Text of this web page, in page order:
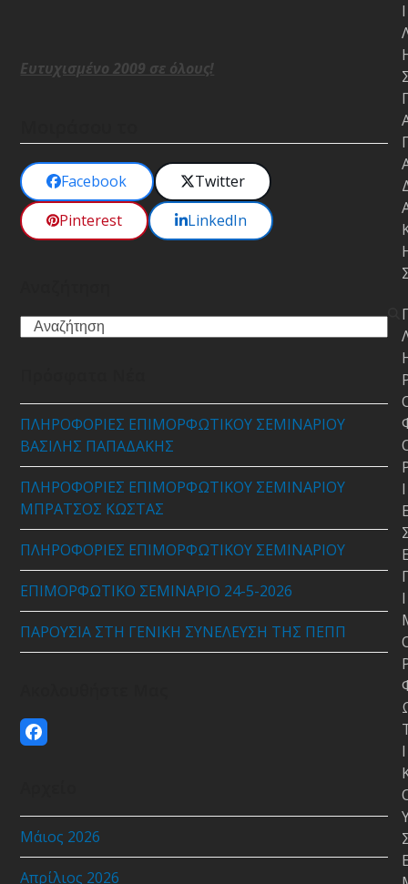
Ευτυχισμένο 2009 σε όλους!
Facebook
Twitter
Pinterest
LinkedIn
Search
ΠΛΗΡΟΦΟΡΙΕΣ ΕΠΙΜΟΡΦΩΤΙΚΟΥ ΣΕΜΙΝΑΡΙΟΥ
ΒΑΣΙΛΗΣ ΠΑΠΑΔΑΚΗΣ
ΠΛΗΡΟΦΟΡΙΕΣ ΕΠΙΜΟΡΦΩΤΙΚΟΥ ΣΕΜΙΝΑΡΙΟΥ
ΜΠΡΑΤΣΟΣ ΚΩΣΤΑΣ
ΠΛΗΡΟΦΟΡΙΕΣ ΕΠΙΜΟΡΦΩΤΙΚΟΥ ΣΕΜΙΝΑΡΙΟΥ
ΕΠΙΜΟΡΦΩΤΙΚΟ ΣΕΜΙΝΑΡΙΟ 24-5-2026
ΠΑΡΟΥΣΙΑ ΣΤΗ ΓΕΝΙΚΗ ΣΥΝΕΛΕΥΣΗ ΤΗΣ ΠΕΠΠ
Facebook
Μάιος 2026
Απρίλιος 2026
Ι
Ι
Ι
Ι